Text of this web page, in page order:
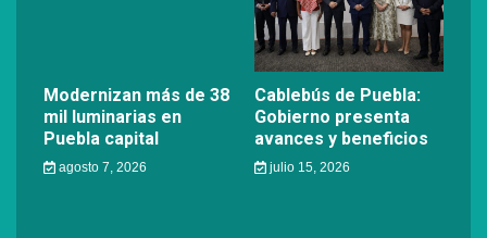
Modernizan más de 38
mil luminarias en
Puebla capital
agosto 7, 2026
Cablebús de Puebla:
Gobierno presenta
avances y beneficios
julio 15, 2026